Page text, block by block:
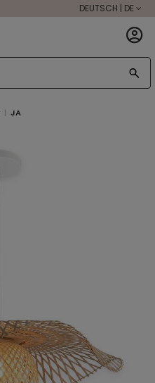
DEUTSCH | DE
JA